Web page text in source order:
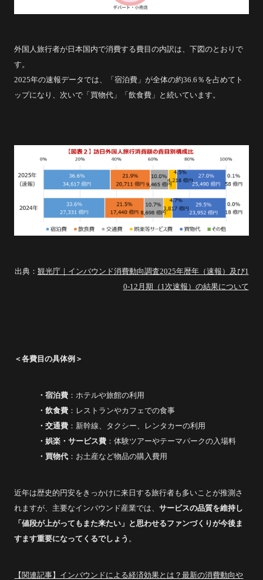
外国人旅行者が日本国内で消費する費目の内訳は、下図のとおりで
す。
2025年の速報データでは、「宿泊費」が全体の約36.6％を占めてト
ップになり、次いで「買物代」「飲食費」と続いています。
出典： 観光庁｜インバウンド消費動向調査2025年暦年（速報）及び1
0-12月期（1次速報）の結果について
＜各費目の具体例＞
・宿泊費 ：ホテルや旅館の利用
・飲食費 ：レストランやカフェでの食事
・交通費 ：新幹線、タクシー、レンタカーの利用
・娯楽・サービス費 ：体験ツアーやテーマパークの入場料
・買物代 ：お土産など物品の購入費用
近年は歴史的円安をきっかけに来日する旅行者も多いことが推測さ
れますが、主要なインバウンド産業では、サービスの品質を維持し
「値段が上がってもまた来たい」と思わせるファンづくりが今後ま
すます重要になってくるでしょう 。
【関連記事】インバウンドによる経済効果とは？最新の消費動向や